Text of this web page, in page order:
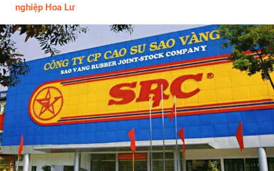
nghiệp Hoa Lư